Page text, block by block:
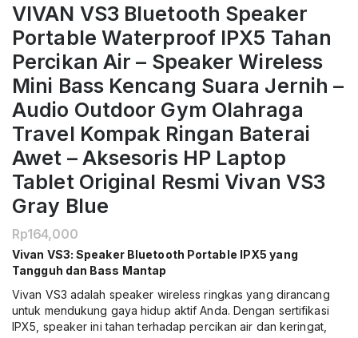
VIVAN VS3 Bluetooth Speaker
Portable Waterproof IPX5 Tahan
Percikan Air – Speaker Wireless
Mini Bass Kencang Suara Jernih –
Audio Outdoor Gym Olahraga
Travel Kompak Ringan Baterai
Awet – Aksesoris HP Laptop
Tablet Original Resmi Vivan VS3
Gray Blue
Rp164,000
Vivan VS3: Speaker Bluetooth Portable IPX5 yang
Tangguh dan Bass Mantap
Vivan VS3 adalah speaker wireless ringkas yang dirancang
untuk mendukung gaya hidup aktif Anda. Dengan sertifikasi
IPX5, speaker ini tahan terhadap percikan air dan keringat,